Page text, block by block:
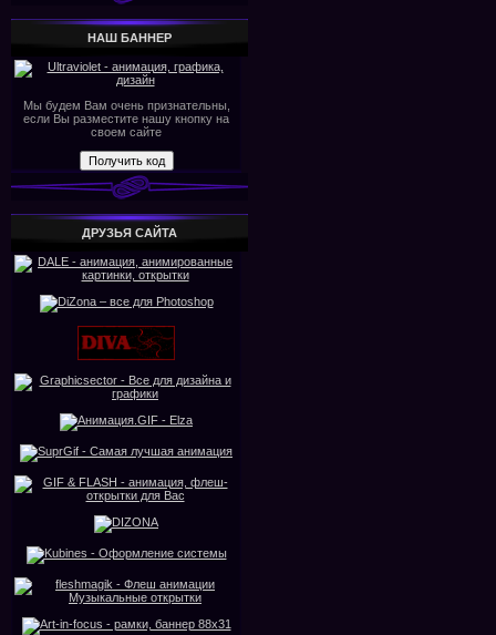
НАШ БАHHЕР
Мы будем Вам очень признательны,
если Вы разместите нашу кнопку на
своем сайте
ДРУЗЬЯ САЙТА